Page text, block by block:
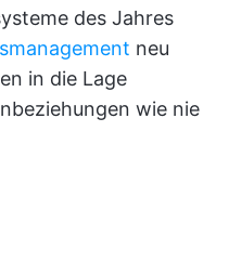
des Jahres
neu
in die Lage
wie nie